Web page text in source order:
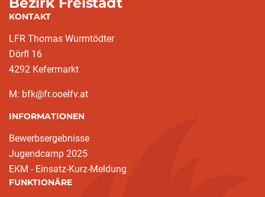
KONTAKT
LFR Thomas Wurmtödter
Dörfl 16
4292 Kefermarkt
M: bfk@fr.ooelfv.at
INFORMATIONEN
Bewerbsergebnisse
Jugendcamp 2025
EKM - Einsatz-Kurz-Meldung
FUNKTIONÄRE